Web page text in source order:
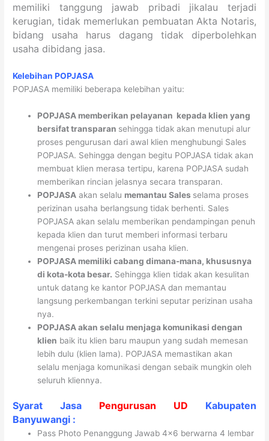
memiliki tanggung jawab pribadi jikalau terjadi
kerugian, tidak memerlukan pembuatan Akta Notaris,
bidang usaha harus dagang tidak diperbolehkan
usaha dibidang jasa.
Kelebihan POPJASA
POPJASA memiliki beberapa kelebihan yaitu:
POPJASA memberikan pelayanan kepada klien yang
bersifattransparan sehingga tidak akan menutupi alur
proses pengurusan dari awal klien menghubungi Sales
POPJASA. Sehingga dengan begitu POPJASA tidak akan
membuat klien merasa tertipu, karena POPJASA sudah
memberikan rincian jelasnya secara transparan.
POPJASA akan selalu memantau Sales selama proses
perizinan usaha berlangsung tidak berhenti. Sales
POPJASA akan selalu memberikan pendampingan penuh
kepada klien dan turut memberi informasi terbaru
mengenai proses perizinan usaha klien.
POPJASA memiliki cabang dimana-mana, khususnya
di kota-kota besar. Sehingga klien tidak akan kesulitan
untuk datang ke kantor POPJASA dan memantau
langsung perkembangan terkini seputar perizinan usaha
nya.
POPJASA akan selalu menjaga komunikasi dengan
klien baik itu klien baru maupun yang sudah memesan
lebih dulu (klien lama). POPJASA memastikan akan
selalu menjaga komunikasi dengan sebaik mungkin oleh
seluruh kliennya.
Syarat Jasa Pengurusan UD
Kabupaten
Banyuwangi :
Pass Photo Penanggung Jawab 4×6 berwarna 4 lembar